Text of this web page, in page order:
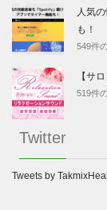
人気
も！
549件
【サ
519件
Twitter
Tweets by